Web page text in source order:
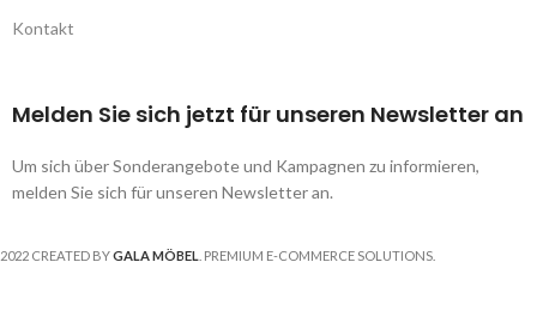
Kontakt
Melden Sie sich jetzt für unseren Newsletter an
Um sich über Sonderangebote und Kampagnen zu informieren,
melden Sie sich für unseren Newsletter an.
2022 CREATED BYGALA MÖBEL . PREMIUM E-COMMERCE SOLUTIONS.